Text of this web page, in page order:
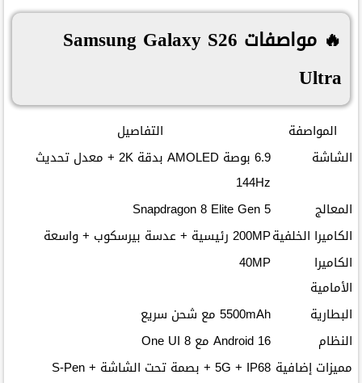
🔥 مواصفات Samsung Galaxy S26
Ultra
المواصفة
التفاصيل
الشاشة
6.9 بوصة AMOLED بدقة 2K + معدل تحديث
144Hz
المعالج
Snapdragon 8 Elite Gen 5
الكاميرا الخلفية200MP رئيسية + عدسة بيرسكوب + واسعة
الكاميرا
الأمامية
40MP
البطارية
5500mAh مع شحن سريع
النظام
Android 16 مع One UI 8
مميزات إضافية 5G + IP68 + بصمة تحت الشاشة + S-Pen